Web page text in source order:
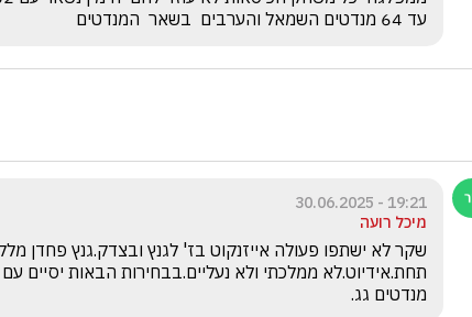
עד 64 מנדטים השמאל והערבים  בשאר  המנדטים
19:21 - 30.06.2025
מיכל רועה
מנדטים גג.